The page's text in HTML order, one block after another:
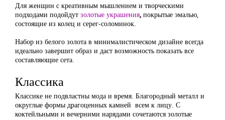
Для женщин с креативным мышлением и творческими
подходами подойдут золотые украшения, покрытые эмалью,
состоящие из колец и серег-соломинок.
Набор из белого золота в минималистическом дизайне всегда
идеально завершит образ и даст возможность показать все
составляющие сета.
Классика
Классике не подвластны мода и время. Благородный металл и
округлые формы драгоценных камней всем к лицу. С
коктейльными и вечерними нарядами сочетаются золотые